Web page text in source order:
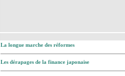
La longue marche des réformes
Les dérapages de la finance japonaise